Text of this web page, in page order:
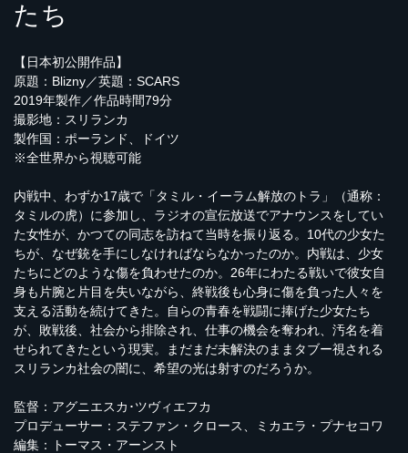
たち
【日本初公開作品】
原題：Blizny／英題：SCARS
2019年製作／作品時間79分
撮影地：スリランカ
製作国：ポーランド、ドイツ
※全世界から視聴可能
内戦中、わずか17歳で「タミル・イーラム解放のトラ」（通称：
タミルの虎）に参加し、ラジオの宣伝放送でアナウンスをしてい
た女性が、かつての同志を訪ねて当時を振り返る。10代の少女た
ちが、なぜ銃を手にしなければならなかったのか。内戦は、少女
たちにどのような傷を負わせたのか。26年にわたる戦いで彼女自
身も片腕と片目を失いながら、終戦後も心身に傷を負った人々を
支える活動を続けてきた。自らの青春を戦闘に捧げた少女たち
が、敗戦後、社会から排除され、仕事の機会を奪われ、汚名を着
せられてきたという現実。まだまだ未解決のままタブー視される
スリランカ社会の闇に、希望の光は射すのだろうか。
監督：アグニエスカ･ツヴィエフカ
プロデューサー：ステファン・クロース、ミカエラ・プナセコワ
編集：トーマス・アーンスト